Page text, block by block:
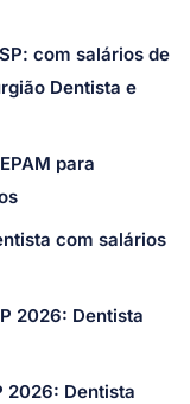
com salários de
Dentista e
para
com salários
2026: Dentista
2026: Dentista